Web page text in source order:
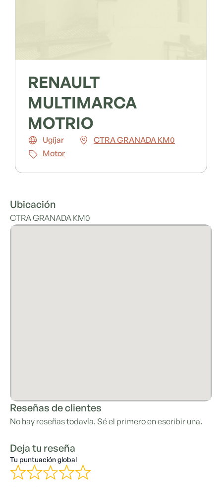
RENAULT
MULTIMARCA
MOTRIO
Ugíjar
CTRA GRANADA KM0
Motor
Ubicación
CTRA GRANADA KM0
Reseñas de clientes
No hay reseñas todavía. Sé el primero en escribir una.
Deja tu reseña
Tu puntuación global